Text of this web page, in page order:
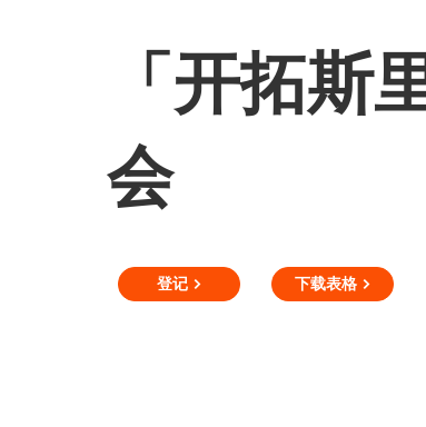
「开拓斯
会
登记 下载表格